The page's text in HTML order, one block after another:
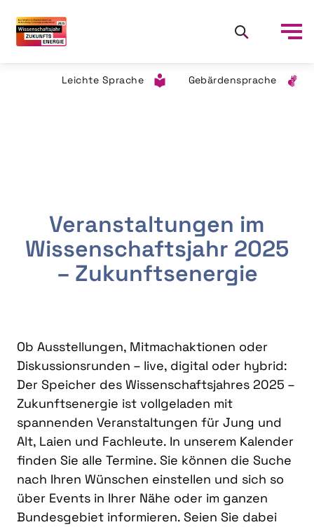
Leichte Sprache Gebärdensprache
Veranstaltungen im
Wissenschaftsjahr 2025
– Zukunftsenergie
Ob Ausstellungen, Mitmachaktionen oder
Diskussionsrunden – live, digital oder hybrid:
Der Speicher des Wissenschaftsjahres 2025 –
Zukunftsenergie ist vollgeladen mit
spannenden Veranstaltungen für Jung und
Alt, Laien und Fachleute. In unserem Kalender
finden Sie alle Termine. Sie können die Suche
nach Ihren Wünschen einstellen und sich so
über Events in Ihrer Nähe oder im ganzen
Bundesgebiet informieren. Seien Sie dabei